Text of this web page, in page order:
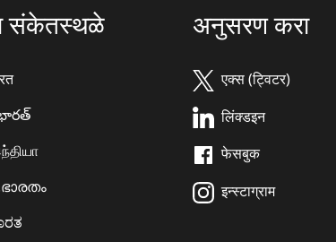
संकेतस्थळे अनुसरण करा
एक्स (ट्विटर)
लिंक्डइन
फेसबुक
इन्स्टाग्राम